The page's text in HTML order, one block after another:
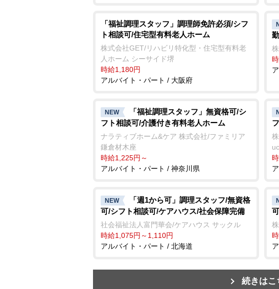
「福祉調理スタッフ」調理師免許必須/シフ
ト相談可/住宅型有料老人ホーム
株式会社GET/リハビリ特化型・住宅型有料老
人ホーム シーサイド堺
時給1,180円
アルバイト・パート / 大阪府
NEW
「福祉調理スタッフ」無資格可/シ
フト相談可/介護付き有料老人ホーム
ナラティブホーム&ケア 株式会社/ファミリア
鎌倉材木座
時給1,225円～
アルバイト・パート / 神奈川県
NEW
「週1から可」調理スタッフ/無資格
可/シフト相談可/ケアハウス/社会保障完備
社会福祉法人富門華会/ケアハウス サックル
時給1,075円～1,110円
アルバイト・パート / 北海道
続きはこ